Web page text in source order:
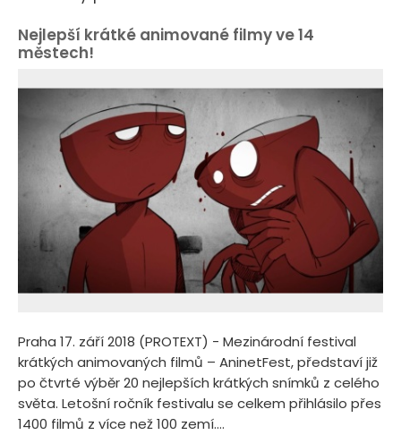
Nejlepší krátké animované filmy ve 14
městech!
Praha 17. září 2018 (PROTEXT) - Mezinárodní festival
krátkých animovaných filmů – AninetFest, představí již
po čtvrté výběr 20 nejlepších krátkých snímků z celého
světa. Letošní ročník festivalu se celkem přihlásilo přes
1400 filmů z více než 100 zemí....